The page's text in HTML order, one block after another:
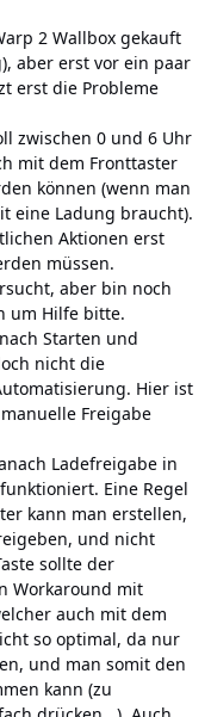
2 Wallbox gekauft
aber erst vor ein paar
erst die Probleme
zwischen 0 und 6 Uhr
mit dem Fronttaster
können (wenn man
eine Ladung braucht).
Aktionen erst
müssen.
aber bin noch
um Hilfe bitte.
Starten und
nicht die
Hier ist
Freigabe
Ladefreigabe in
Eine Regel
kann man erstellen,
und nicht
sollte der
Workaround mit
auch mit dem
so optimal, da nur
und man somit den
kann (zu